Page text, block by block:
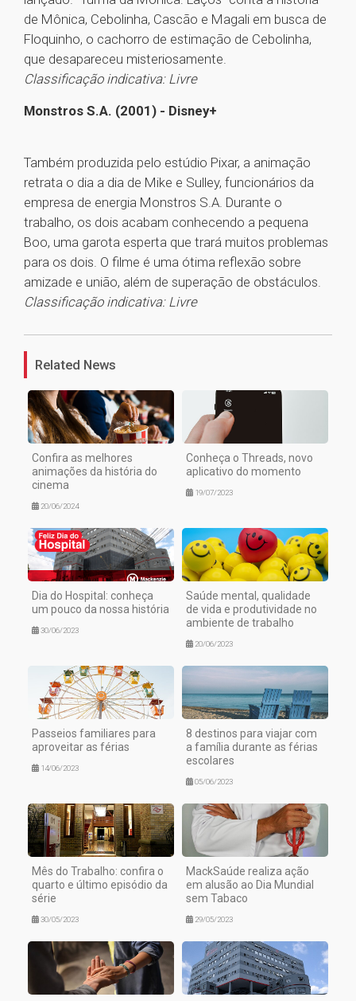
de Mônica, Cebolinha, Cascão e Magali em busca de
Floquinho, o cachorro de estimação de Cebolinha,
que desapareceu misteriosamente.
Classificação indicativa: Livre
Monstros S.A. (2001) - Disney+
Também produzida pelo estúdio Pixar, a animação
retrata o dia a dia de Mike e Sulley, funcionários da
empresa de energia Monstros S.A. Durante o
trabalho, os dois acabam conhecendo a pequena
Boo, uma garota esperta que trará muitos problemas
para os dois. O filme é uma ótima reflexão sobre
amizade e união, além de superação de obstáculos.
Classificação indicativa: Livre
1
Related News
Confira as melhores
animações da história do
cinema
20/06/2024
Conheça o Threads, novo
aplicativo do momento
19/07/2023
Dia do Hospital: conheça
um pouco da nossa história
30/06/2023
Saúde mental, qualidade
de vida e produtividade no
ambiente de trabalho
20/06/2023
Passeios familiares para
aproveitar as férias
14/06/2023
8 destinos para viajar com
a família durante as férias
escolares
05/06/2023
Mês do Trabalho: confira o
quarto e último episódio da
série
30/05/2023
MackSaúde realiza ação
em alusão ao Dia Mundial
sem Tabaco
29/05/2023